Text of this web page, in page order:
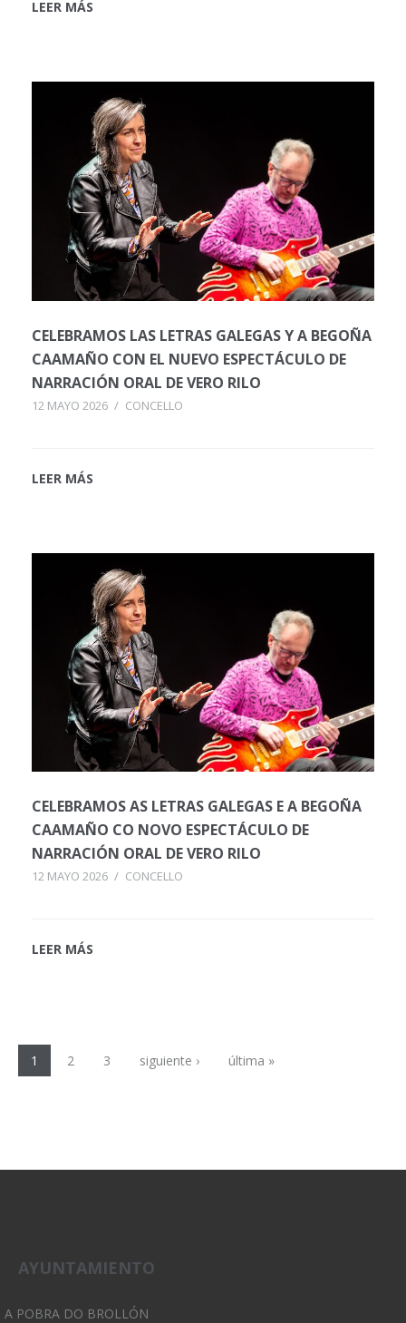
LEER MÁS
CELEBRAMOS LAS LETRAS GALEGAS Y A BEGOÑA
CAAMAÑO CON EL NUEVO ESPECTÁCULO DE
NARRACIÓN ORAL DE VERO RILO
12 MAYO 2026 / CONCELLO
LEER MÁS
CELEBRAMOS AS LETRAS GALEGAS E A BEGOÑA
CAAMAÑO CO NOVO ESPECTÁCULO DE
NARRACIÓN ORAL DE VERO RILO
12 MAYO 2026 / CONCELLO
LEER MÁS
Páginas
1 2 3 siguiente › última »
AYUNTAMIENTO
A POBRA DO BROLLÓN